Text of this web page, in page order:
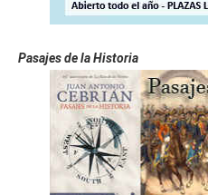
Pasajes de la Historia